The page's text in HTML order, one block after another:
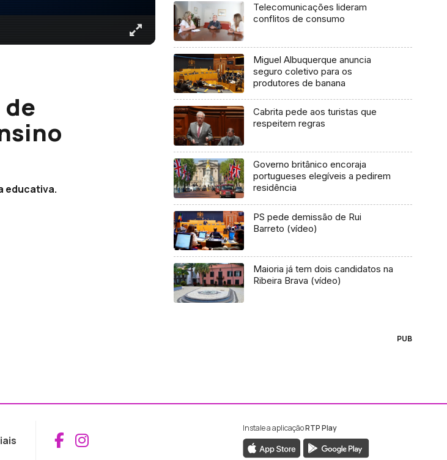
de
educativa.
Telecomunicações lideram
conflitos de consumo
Miguel Albuquerque anuncia
seguro coletivo para os
produtores de banana
Cabrita pede aos turistas que
respeitem regras
Governo britânico encoraja
portugueses elegíveis a pedirem
residência
PS pede demissão de Rui
Barreto (vídeo)
Maioria já tem dois candidatos na
Ribeira Brava (vídeo)
PUB
Aceder ao Facebook da RTP Madeira
Aceder ao Instagram da RTP Madeira
Instale a aplicaçãoRTP Play